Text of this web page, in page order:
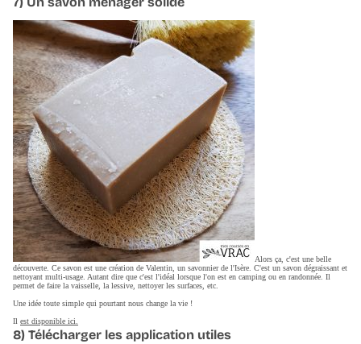
Alors ça, c'est une belle
découverte. Ce savon est une création de Valentin, un savonnier de l'Isère. C'est un savon dégraissant et
nettoyant multi-usage. Autant dire que c'est l'idéal lorsque l'on est en camping ou en randonnée. Il
permet de faire la vaisselle, la lessive, nettoyer les surfaces, etc.
Une idée toute simple qui pourtant nous change la vie !
Il est disponible ici.
8) Télécharger les application utiles